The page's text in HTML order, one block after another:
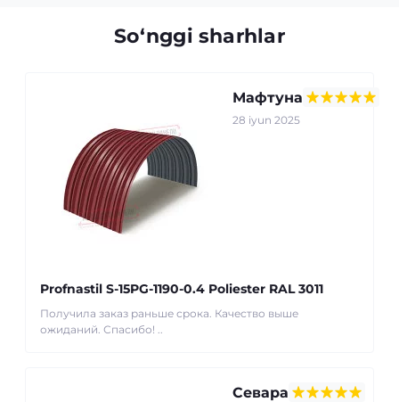
So‘nggi sharhlar
Мафтуна
28 iyun 2025
Profnastil S-15PG-1190-0.4 Poliester RAL 3011
Получила заказ раньше срока. Качество выше
ожиданий. Спасибо! ..
Севара